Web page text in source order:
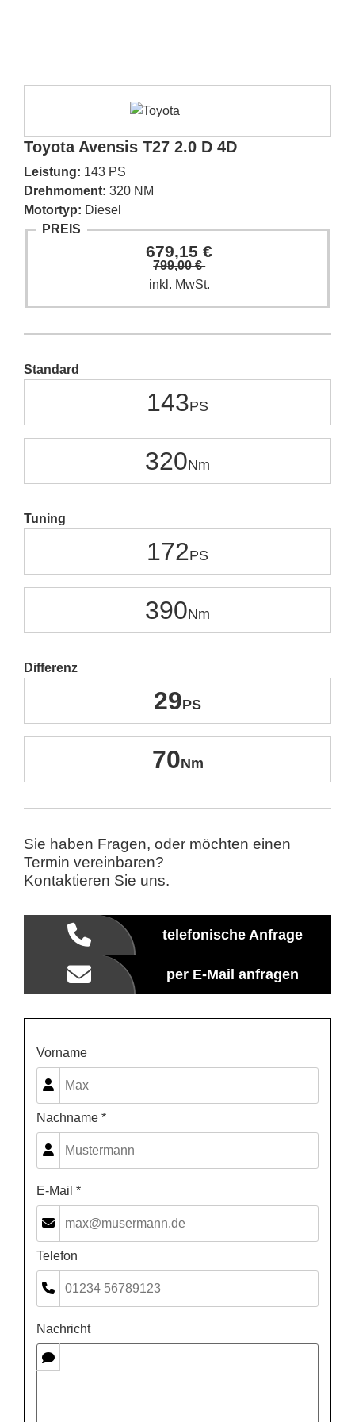
Toyota Avensis T27 2.0 D 4D
Leistung: 143 PS
Drehmoment: 320 NM
Motortyp: Diesel
PREIS
679,15 €
799,00 €
inkl. MwSt.
Standard
143
320
Tuning
172
390
Differenz
29
70
Sie haben Fragen, oder möchten einen
Termin vereinbaren?
Kontaktieren Sie uns.
telefonische Anfrage
per E-Mail anfragen
Vorname
Nachname *
E-Mail *
Telefon
Nachricht